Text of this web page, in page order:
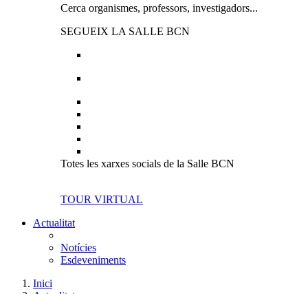
Cerca organismes, professors, investigadors...
SEGUEIX LA SALLE BCN
Totes les xarxes socials de la Salle BCN
TOUR VIRTUAL
Actualitat
Notícies
Esdeveniments
Inici